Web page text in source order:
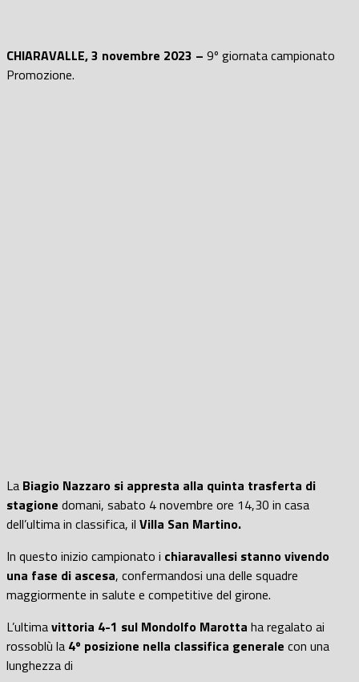
CHIARAVALLE, 3 novembre 2023 – 9º giornata campionato
Promozione.
La Biagio Nazzaro si appresta alla quinta trasferta di
stagione domani, sabato 4 novembre ore 14,30 in casa
dell’ultima in classifica, il Villa San Martino.
In questo inizio campionato i chiaravallesi stanno vivendo
una fase di ascesa, confermandosi una delle squadre
maggiormente in salute e competitive del girone.
L’ultimavittoria 4-1 sul Mondolfo Marotta ha regalato ai
rossoblù la 4º posizione nella classifica generale con una
lunghezza di